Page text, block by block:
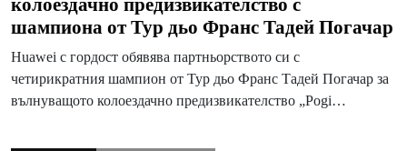
колоездачно предизвикателство с
шампиона от Тур дьо Франс Тадей Погачар
Huawei с гордост обявява партньорството си с
четирикратния шампион от Тур дьо Франс Тадей Погачар за
вълнуващото колоездачно предизвикателство „Pogi…